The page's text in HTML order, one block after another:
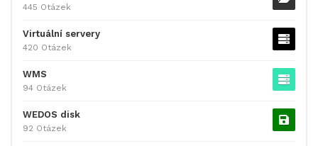
445 Otázek
Virtuální servery
420 Otázek
WMS
94 Otázek
WEDOS disk
92 Otázek